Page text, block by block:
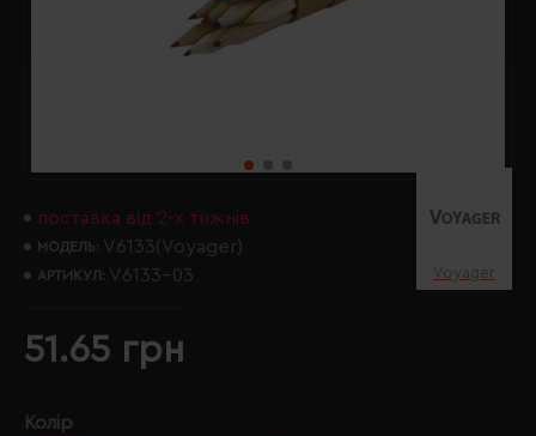
поставка від 2-х тижнів
МОДЕЛЬ: V6133(Voyager)
АРТИКУЛ: V6133-03 Voyager
51.65 грн
Колір